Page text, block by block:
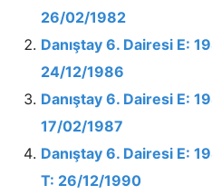
26/02/1982
Danıştay 6. Dairesi E:
24/12/1986
Danıştay 6. Dairesi E:
17/02/1987
Danıştay 6. Dairesi E:
T: 26/12/1990